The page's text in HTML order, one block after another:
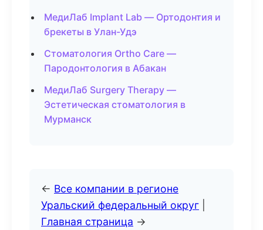
МедиЛаб Implant Lab — Ортодонтия и
брекеты в Улан-Удэ
Стоматология Ortho Care —
Пародонтология в Абакан
МедиЛаб Surgery Therapy —
Эстетическая стоматология в
Мурманск
← Все компании в регионе
Уральский федеральный округ
Главная страница →